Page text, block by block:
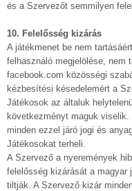
és a Szervezőt semmilyen
10. Felelősség kizárás
A játékmenet be nem
felhasználó megjelölése, nem
facebook.com közösségi
kézbesítési késedelemért a
Játékosok az általuk
következményt maguk
minden ezzel járó jogi és
Játékosokat terheli.
A Szervező a nyeremények
felelősség kizárását a magyar
tiltják. A Szervező kizár